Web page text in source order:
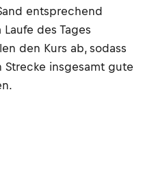
entsprechend
des Tages
den Kurs ab, sodass
insgesamt gute